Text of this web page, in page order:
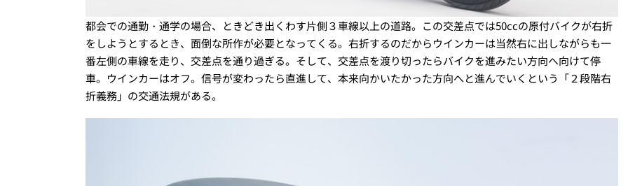
都会での通勤・通学の場合、ときどき出くわす片側３車線以上の道路。この交差点では50ccの原付バイクが右折
をしようとするとき、面倒な所作が必要となってくる。右折するのだからウインカーは当然右に出しながらも一
番左側の車線を走り、交差点を通り過ぎる。そして、交差点を渡り切ったらバイクを進みたい方向へ向けて停
車。ウインカーはオフ。信号が変わったら直進して、本来向かいたかった方向へと進んでいくという「２段階右
折義務」の交通法規がある。